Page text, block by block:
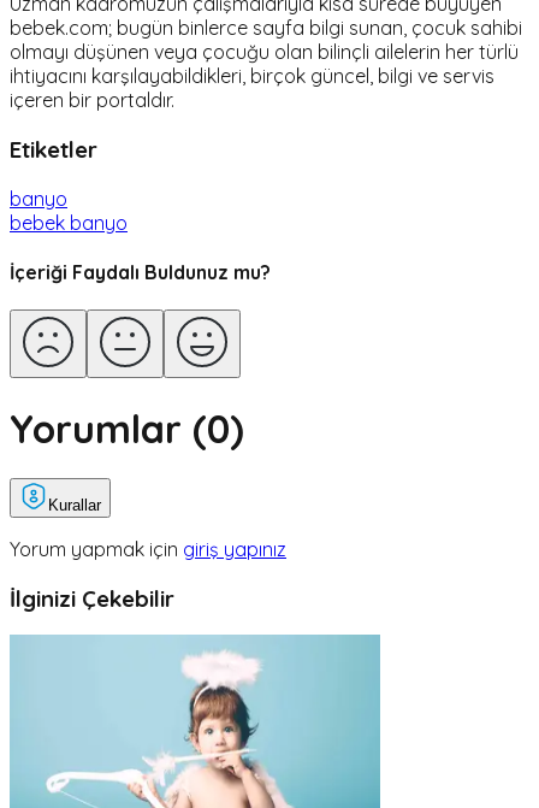
bebek.com; bugün binlerce sayfa bilgi sunan, çocuk sahibi
olmayı düşünen veya çocuğu olan bilinçli ailelerin her türlü
ihtiyacını karşılayabildikleri, birçok güncel, bilgi ve servis
içeren bir portaldır.
Etiketler
banyo
bebek banyo
İçeriği Faydalı Buldunuz mu?
Yorumlar (0)
Kurallar
Yorum yapmak için giriş yapınız
İlginizi Çekebilir